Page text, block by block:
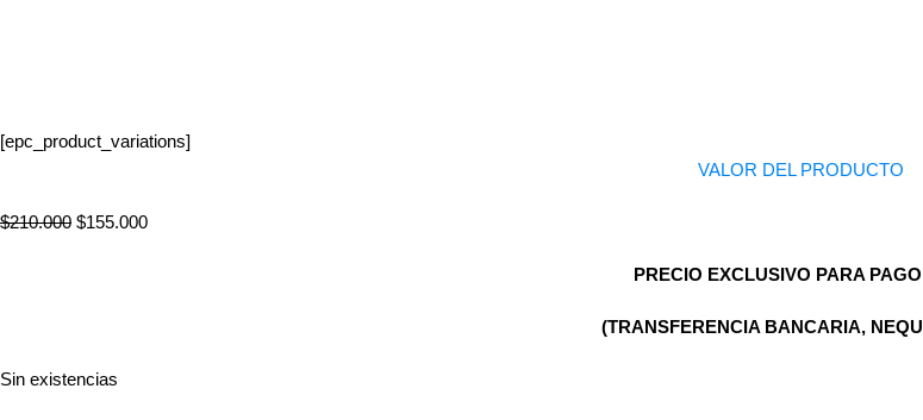
[epc_product_variations]
VALOR DEL PRODUCTO
$210.000 $155.000
PRECIO EXCLUSIVO PARA
(TRANSFERENCIA BANCARIA,
Sin existencias